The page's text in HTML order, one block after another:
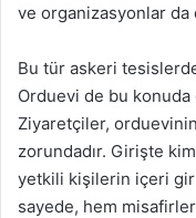
ve organizasyonlar
Bu tür askeri
Orduevi de bu
Ziyaretçiler,
zorundadır. Girişte
yetkili kişilerin içeri
sayede, hem